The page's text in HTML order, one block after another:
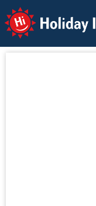
Holiday Info